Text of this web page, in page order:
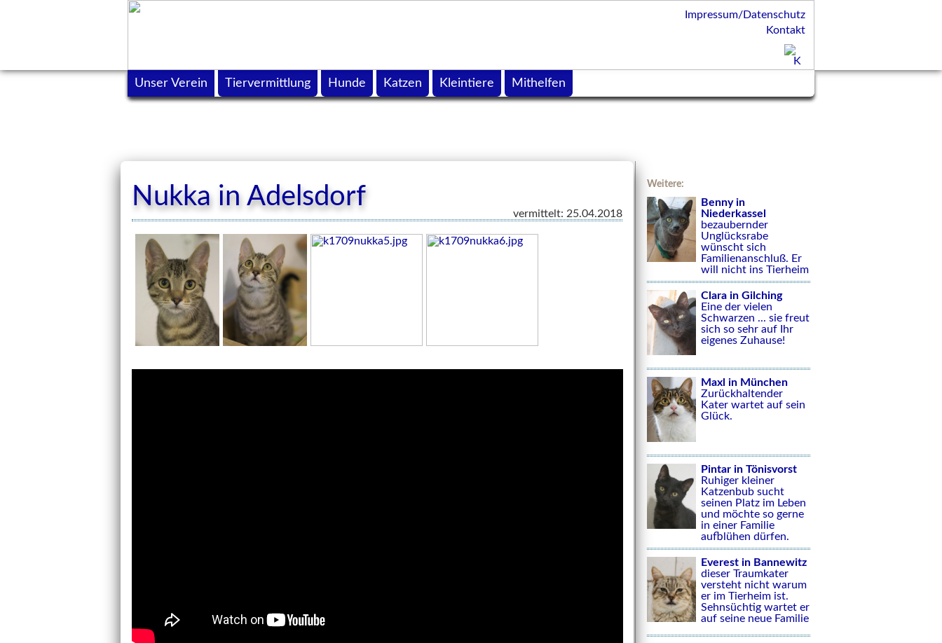
Weitere:
Benny in
Niederkassel
bezaubernder
Unglücksrabe
wünscht sich
Familienanschluß. Er
will nicht ins Tierheim
Clara in Gilching
Eine der vielen
Schwarzen ... sie freut
sich so sehr auf Ihr
eigenes Zuhause!
Maxl in München
Zurückhaltender
Kater wartet auf sein
Glück.
Pintar in Tönisvorst
Ruhiger kleiner
Katzenbub sucht
seinen Platz im Leben
und möchte so gerne
in einer Familie
aufblühen dürfen.
Everest in Bannewitz
dieser Traumkater
versteht nicht warum
er im Tierheim ist.
Sehnsüchtig wartet er
auf seine neue Familie
Nukka in Adelsdorf
vermittelt: 25.04.2018
Impressum/Datenschutz
Kontakt
Unser Verein Tiervermittlung Hunde Katzen Kleintiere Mithelfen